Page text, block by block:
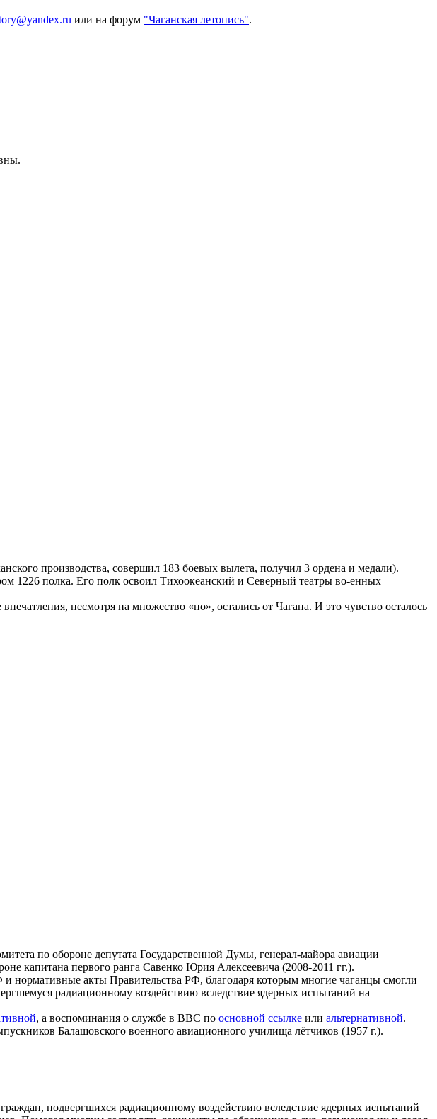
или на форум "Чаганская летопись".
производства, совершил 183 боевых вылета, получил 3 ордена и медали).
полка. Его полк освоил Тихоокеанский и Северный театры во-енных
несмотря на множество «но», остались от Чагана. И это чувство осталось
по обороне депутата Государственной Думы, генерал-майора авиации
капитана первого ранга Савенко Юрия Алексеевича (2008-2011 гг.).
нормативные акты Правительства РФ, благодаря которым многие чаганцы смогли
радиационному воздействию вследствие ядерных испытаний на
, а воспоминания о службе в ВВС по основной ссылке или альтернативной.
Балашовского военного авиационного училища лётчиков (1957 г.).
подвергшихся радиационному воздействию вследствие ядерных испытаний